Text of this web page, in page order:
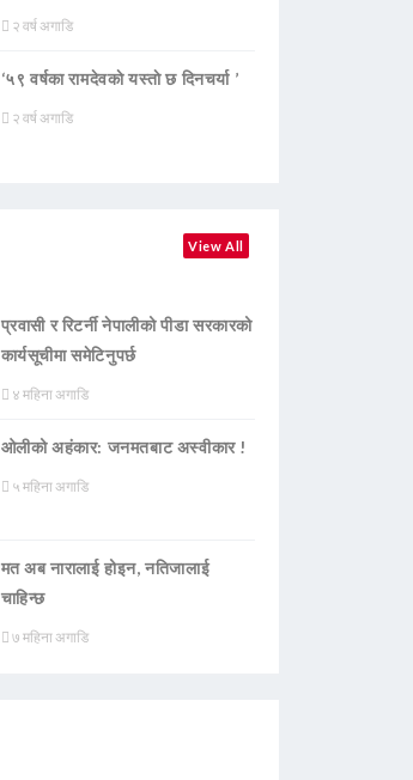
२ वर्ष अगाडि
‘५९ वर्षका रामदेवकाे यस्ताे छ दिनचर्या ’
२ वर्ष अगाडि
View All
प्रवासी र रिटर्नी नेपालीको पीडा सरकारको
कार्यसूचीमा समेटिनुपर्छ
४ महिना अगाडि
ओलीको अहंकार: जनमतबाट अस्वीकार !
५ महिना अगाडि
मत अब नारालाई होइन, नतिजालाई
चाहिन्छ
७ महिना अगाडि